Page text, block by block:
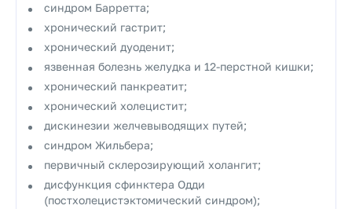
синдром Барретта;
хронический гастрит;
хронический дуоденит;
язвенная болезнь желудка и 12-перстной кишки;
хронический панкреатит;
хронический холецистит;
дискинезии желчевыводящих путей;
синдром Жильбера;
первичный склерозирующий холангит;
дисфункция сфинктера Одди
(постхолецистэктомический синдром);